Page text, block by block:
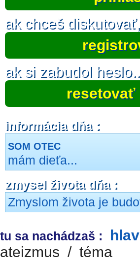
ak chceš diskutovať,
ak si zabudol heslo...
resetovať
informácia dňa :
SOM OTEC
mám dieťa...
zmysel života dňa :
Zmyslom života je
tu sa nachádzaš :
ateizmus / téma